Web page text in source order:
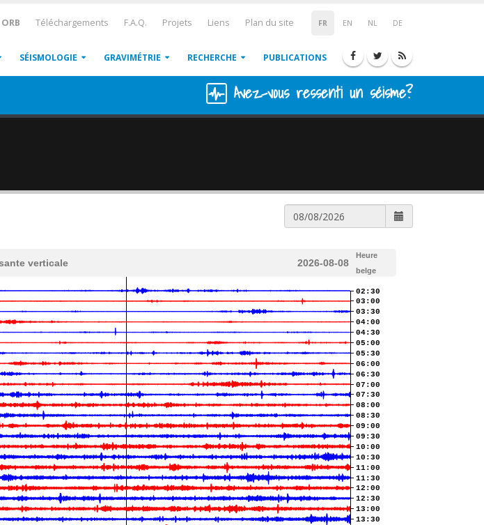
FR EN NL DE
ORB Téléchargements F.A.Q. Projets Liens Plan du site
SÉISMOLOGIE GRAVIMÉTRIE RECHERCHE PUBLICATIONS
Avez-vous ressenti un séisme?
verticale 2026-08-08
Heure
belge
02:30
03:00
03:30
04:00
04:30
05:00
05:30
06:00
06:30
07:00
07:30
08:00
08:30
09:00
09:30
10:00
10:30
11:00
11:30
12:00
12:30
13:00
13:30